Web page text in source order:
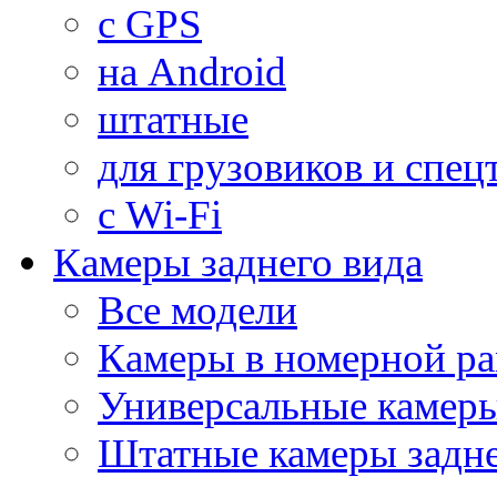
с GPS
на Android
штатные
для грузовиков и
с Wi-Fi
Камеры заднего вида
Все модели
Камеры в номерной
Универсальные
Штатные камеры